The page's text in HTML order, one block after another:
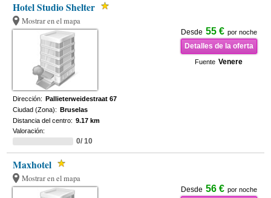
Hotel Studio Shelter
Mostrar en el mapa
Desde 55 € por noche
Detalles de la oferta
Fuente Venere
Dirección: Pallieterweidestraat 67
Ciudad (Zona): Bruselas
Distancia del centro: 9.17 km
Valoración:
0/ 10
Maxhotel
Mostrar en el mapa
Desde 56 € por noche